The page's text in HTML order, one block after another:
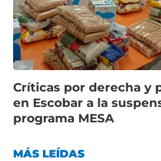
Críticas por derecha y
en Escobar a la
programa MESA
MÁS LEÍDAS